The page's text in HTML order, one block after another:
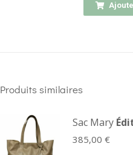
Produits similaires
Sac Mary
385,00 €